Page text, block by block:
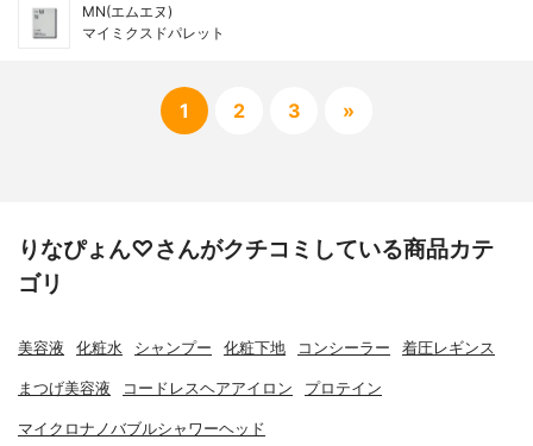
MN(エムエヌ)
マイミクスドパレット
1 2 3 »
りなぴょん♡さんがクチコミしている商品カテ
ゴリ
美容液 化粧水 シャンプー 化粧下地 コンシーラー 着圧レギンス
まつげ美容液 コードレスヘアアイロン プロテイン
マイクロナノバブルシャワーヘッド